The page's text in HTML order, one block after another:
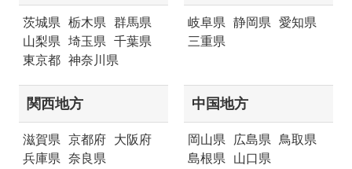
茨城県 栃木県
群馬県
山梨県
埼玉県
千葉県
東京都
神奈川県
岐阜県 静岡県
愛知県
三重県
関西地方
滋賀県 京都府
大阪府
兵庫県
奈良県
中国地方
岡山県 広島県
鳥取県
島根県
山口県